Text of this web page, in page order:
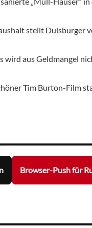
stellt Duisburger
wird aus Geldmangel
Tim Burton-Film
Browser-Push für